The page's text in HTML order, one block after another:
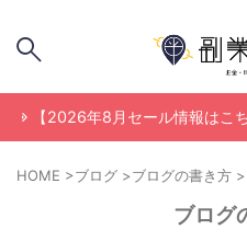
2026年8月セール情報はこちら
HOME >ブログ >ブログの書き方 >
ブログ